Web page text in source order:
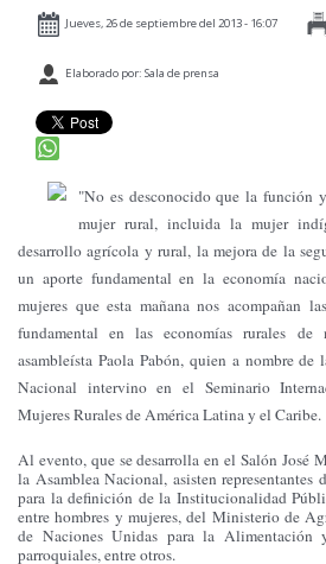
TRANSPARENCIA
PARTICIPACIÓN
RELACIONES INTERNACIONALES
AGENDA
Jueves, 26 de septiembre del 2013 - 16:07
Elaborado por: Sala de prensa
"No es desconocido que la función
mujer rural, incluida la mujer
desarrollo agrícola y rural, la mejora de la
un aporte fundamental en la economía
mujeres que esta mañana nos acompañan
fundamental en las economías rurales de
asambleísta Paola Pabón, quien a nombre de
Nacional intervino en el Seminario
Mujeres Rurales de América Latina y el Caribe.
Al evento, que se desarrolla en el Salón José
la Asamblea Nacional, asisten representantes
para la definición de la Institucionalidad
entre hombres y mujeres, del Ministerio de
de Naciones Unidas para la Alimentación
parroquiales, entre otros.